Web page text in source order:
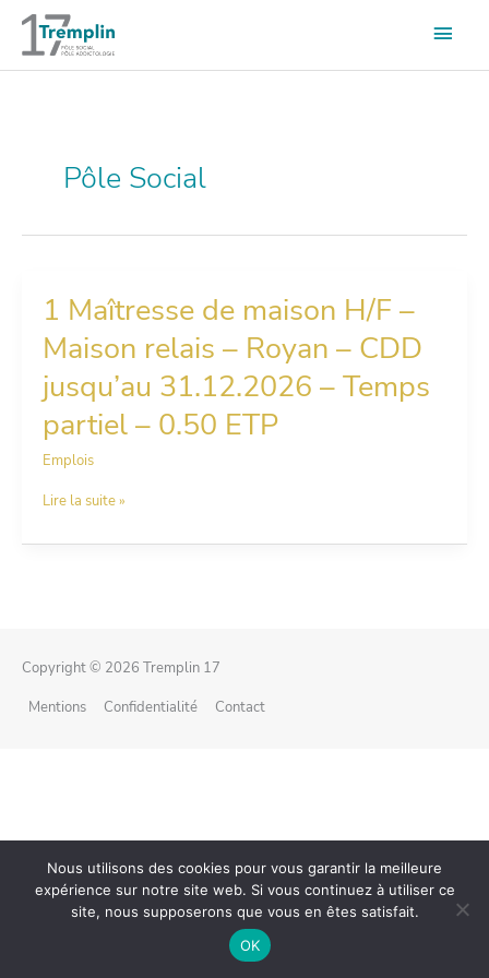
contenu
Pôle Social
1 Maîtresse de maison H/F –
Maison relais – Royan – CDD
jusqu’au 31.12.2026 – Temps
partiel – 0.50 ETP
Emplois
1
Maîtresse
de
maison
H/F
–
Maison
relais
–
–
jusqu’au
0.50
Lire la suite »
Copyright © 2026 Tremplin 17
Mentions
Confidentialité Contact
Nous utilisons des cookies pour vous garantir la meilleure
expérience sur notre site web. Si vous continuez à utiliser ce
site, nous supposerons que vous en êtes satisfait.
OK